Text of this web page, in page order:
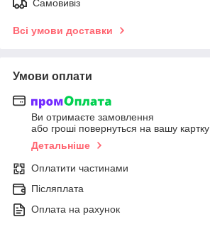
Самовивіз
Всі умови доставки
Умови оплати
Ви отримаєте замовлення
або гроші повернуться на вашу картку
Детальніше
Оплатити частинами
Післяплата
Оплата на рахунок